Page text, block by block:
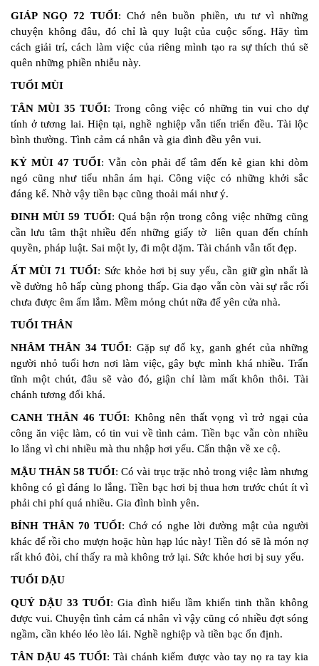
GIÁP NGỌ 72 TUỔI: Chớ nên buồn phiền, ưu tư vì những
chuyện không đâu, đó chỉ là quy luật của cuộc sống. Hãy tìm
cách giải trí, cách làm việc của riêng mình tạo ra sự thích thú sẽ
quên những phiền nhiễu này.
TUỔI MÙI
TÂN MÙI 35 TUỔI: Trong công việc có những tin vui cho dự
tính ở tương lai. Hiện tại, nghề nghiệp vẫn tiến triển đều. Tài lộc
bình thường. Tình cảm cá nhân và gia đình đều yên vui.
KỶ MÙI 47 TUỔI: Vẫn còn phải để tâm đến kẻ gian khi dòm
ngó cũng như tiểu nhân ám hại. Công việc có những khởi sắc
đáng kể. Nhờ vậy tiền bạc cũng thoải mái như ý.
ĐINH MÙI 59 TUỔI: Quá bận rộn trong công việc những cũng
cần lưu tâm thật nhiều đến những giấy tờ liên quan đến chính
quyền, pháp luật. Sai một ly, đi một dặm. Tài chánh vẫn tốt đẹp.
ẤT MÙI 71 TUỔI: Sức khỏe hơi bị suy yếu, cần giữ gìn nhất là
về đường hô hấp cùng phong thấp. Gia đạo vẫn còn vài sự rắc rối
chưa được êm ấm lắm. Mềm mỏng chút nữa để yên cửa nhà.
TUỔI THÂN
NHÂM THÂN 34 TUỔI: Gặp sự đố kỵ, ganh ghét của những
người nhỏ tuổi hơn nơi làm việc, gây bực mình khá nhiều. Trấn
tĩnh một chút, đâu sẽ vào đó, giận chỉ làm mất khôn thôi. Tài
chánh tương đối khá.
CANH THÂN 46 TUỔI: Không nên thất vọng vì trở ngại của
công ăn việc làm, có tin vui về tình cảm. Tiền bạc vẫn còn nhiều
lo lắng vì chi nhiều mà thu nhập hơi yếu. Cẩn thận về xe cộ.
MẬU THÂN 58 TUỔI: Có vài trục trặc nhỏ trong việc làm nhưng
không có gì đáng lo lắng. Tiền bạc hơi bị thua hơn trước chút ít vì
phải chi phí quá nhiều. Gia đình bình yên.
BÍNH THÂN 70 TUỔI: Chớ có nghe lời đường mật của người
khác để rồi cho mượn hoặc hùn hạp lúc này! Tiền đó sẽ là món nợ
rất khó đòi, chỉ thấy ra mà không trở lại. Sức khỏe hơi bị suy yếu.
TUỔI DẬU
QUÝ DẬU 33 TUỔI: Gia đình hiểu lầm khiến tinh thần không
được vui. Chuyện tình cảm cá nhân vì vậy cũng có nhiều đợt sóng
ngầm, cần khéo léo lèo lái. Nghề nghiệp và tiền bạc ổn định.
TÂN DẬU 45 TUỔI: Tài chánh kiếm được vào tay nọ ra tay kia